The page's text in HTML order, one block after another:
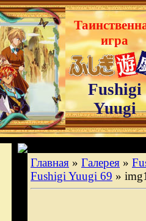
игра
Fushigi
Yuugi
Главная » Галерея »
Fushigi Yuugi 69 »